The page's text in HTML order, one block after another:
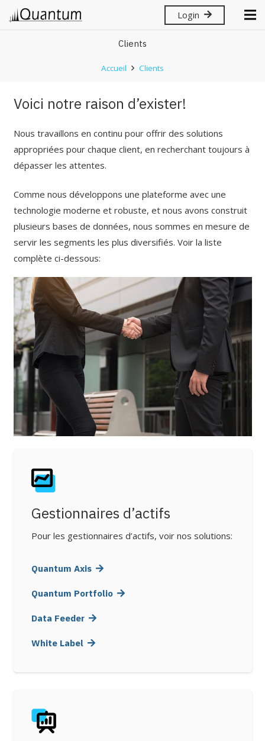
Login
Clients
Accueil Clients
Voici notre raison d’exister!
Nous travaillons en continu pour offrir des solutions
appropriées pour chaque client, en recherchant toujours à
dépasser les attentes.
Comme nous développons une plateforme avec une
technologie moderne et robuste, et nous avons construit
plusieurs bases de données, nous sommes en mesure de
servir les segments les plus diversifiés. Voir la liste
complète ci-dessous:
Gestionnaires d’actifs
Pour les gestionnaires d’actifs, voir nos solutions:
Quantum Axis
Quantum Portfolio
Data Feeder
White Label